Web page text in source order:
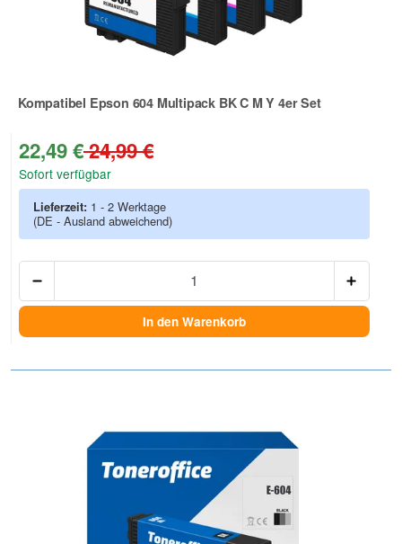
Kompatibel Epson 604 Multipack BK C M Y 4er Set
Zur Artikelbewertung
22,49 €24,99 €
Sofort verfügbar
Lieferzeit: 1 - 2 Werktage
(DE - Ausland abweichend)
In den Warenkorb